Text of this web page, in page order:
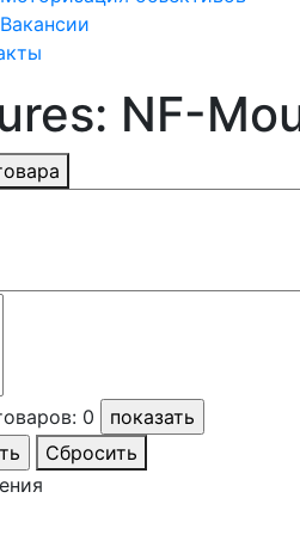
Вакансии
NF-
0
Сбросить